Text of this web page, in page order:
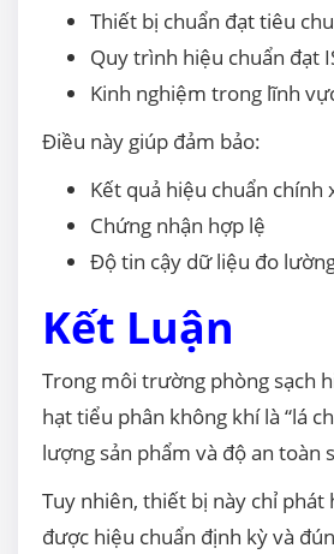
Thiết bị chuẩn đạt tiêu
Quy trình hiệu chuẩn đạt
Kinh nghiệm trong lĩnh
Điều này giúp đảm bảo:
Kết quả hiệu chuẩn chính
Chứng nhận hợp lệ
Độ tin cậy dữ liệu đo
Kết Luận
Trong môi trường phòng sạch
hạt tiểu phân không khí là “lá
lượng sản phẩm và độ an toàn
Tuy nhiên, thiết bị này chỉ phát
được hiệu chuẩn định kỳ và